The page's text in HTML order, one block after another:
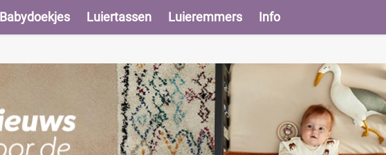
Babydoekjes Luiertassen Luieremmers Info